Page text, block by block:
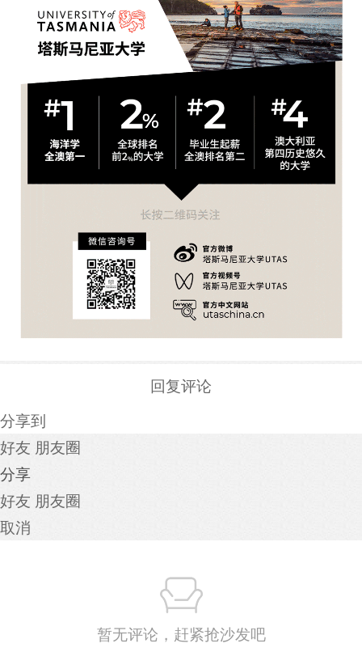
回复评论
分享到
好友 朋友圈
分享
好友 朋友圈
取消
暂无评论，赶紧抢沙发吧